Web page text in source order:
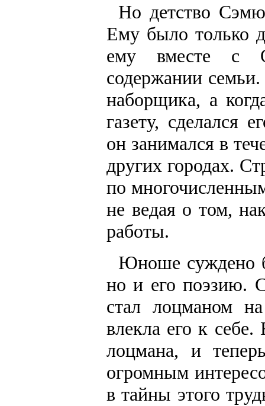
Но детство
Ему было только
ему вместе с
содержании
наборщика, а
газету, сделался
он занимался в
других городах.
по
не ведая о том,
работы.
Юноше суждено
но и его поэзию.
стал лоцманом
влекла его к
лоцмана, и
огромным
в тайны этого